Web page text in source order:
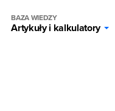
BAZA WIEDZY
Artykuły i kalkulatory